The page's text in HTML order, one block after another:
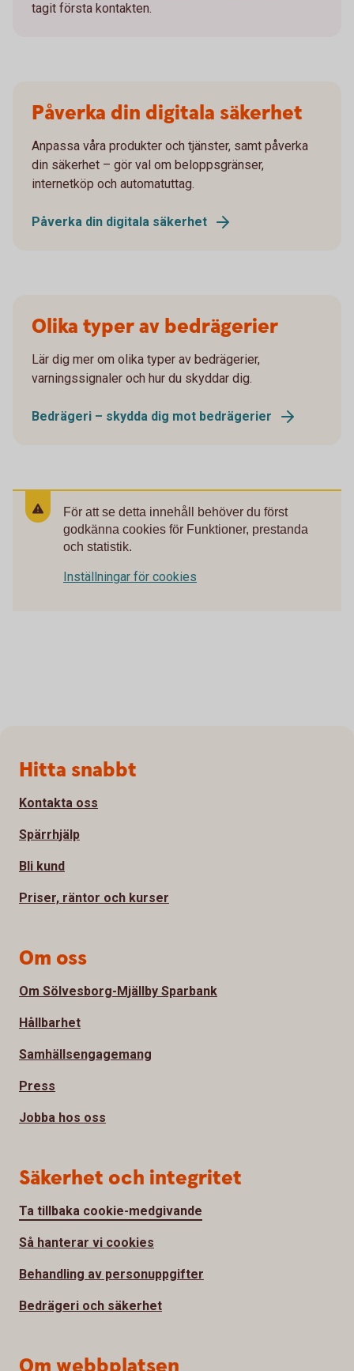
tagit första kontakten.
Påverka din digitala säkerhet
Anpassa våra produkter och tjänster, samt påverka
din säkerhet – gör val om beloppsgränser,
internetköp och automatuttag.
Påverka din digitala säkerhet
Olika typer av bedrägerier
Lär dig mer om olika typer av bedrägerier,
varningssignaler och hur du skyddar dig.
Bedrägeri – skydda dig mot bedrägerier
För att se detta innehåll behöver du först
godkänna cookies för Funktioner, prestanda
och statistik.
Inställningar för cookies
Sidfot
Hitta snabbt
Kontakta oss
Spärrhjälp
Bli kund
Priser, räntor och kurser
Om oss
Om Sölvesborg-Mjällby Sparbank
Hållbarhet
Samhällsengagemang
Press
Jobba hos oss
Säkerhet och integritet
Ta tillbaka cookie-medgivande
Så hanterar vi cookies
Behandling av personuppgifter
Bedrägeri och säkerhet